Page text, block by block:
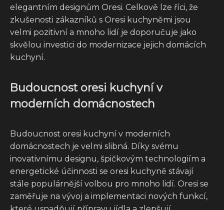
elegantním designům Oresi. Celkově lze říci, že
zkušenosti zákazníků s Oresi kuchyněmi jsou
velmi pozitivní a mnoho lidí je doporučuje jako
skvělou investici do modernizace jejich domácích
kuchyní.
Budoucnost oresi kuchyní v
moderních domácnostech
Budoucnost oresi kuchyní v moderních
domácnostech je velmi slibná. Díky svému
inovativnímu designu, špičkovým technologiím a
energetické účinnosti se oresi kuchyně stávají
stále populárnější volbou pro mnoho lidí. Oresi se
zaměřuje na vývoj a implementaci nových funkcí,